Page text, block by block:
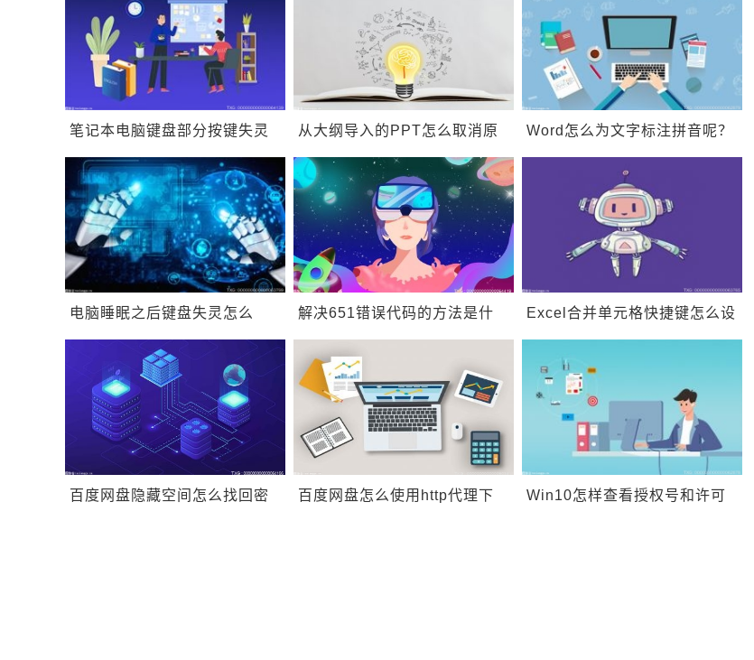
运行怎么办？
笔记本电脑键盘部分按键失灵
怎么办？笔记本键盘驱动怎么
重新安装？
从大纲导入的PPT怎么取消原
格式？PPT怎么设置内容循环
播放？
Word怎么为文字标注拼音呢？
电脑睡眠之后键盘失灵怎么
办？电脑桌面窗口管理器内存
占用大怎么清理？
解决651错误代码的方法是什
什么意思？
Excel合并单元格快捷键怎么设
能输入英文怎么办？
百度网盘隐藏空间怎么找回密 百度网盘怎么使用http代理下 Win10怎样查看授权号和许可